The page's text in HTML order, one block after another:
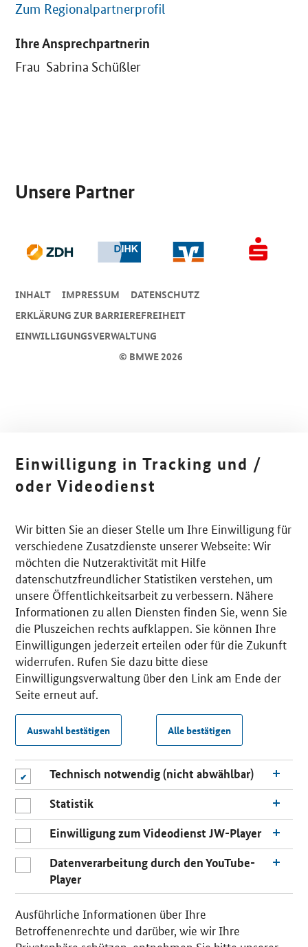
Zum Regionalpartnerprofil
Ihre Ansprechpartnerin
Frau Sabrina Schüßler
Unsere Partner
© BMWE 2026
INHALT IMPRESSUM
DA­TEN­SCHUTZ
ERKLÄRUNG ZUR BARRIEREFREIHEIT
EINWILLIGUNGSVERWALTUNG
Einwilligung in Tracking und /
oder Videodienst
Wir bitten Sie an dieser Stelle um Ihre Einwilligung für
verschiedene Zusatzdienste unserer Webseite: Wir
möchten die Nutzeraktivität mit Hilfe
datenschutzfreundlicher Statistiken verstehen, um
unsere Öffentlichkeitsarbeit zu verbessern. Nähere
Informationen zu allen Diensten finden Sie, wenn Sie
die Pluszeichen rechts aufklappen. Sie können Ihre
Einwilligungen jederzeit erteilen oder für die Zukunft
widerrufen. Rufen Sie dazu bitte diese
Einwilligungsverwaltung über den Link am Ende der
Seite erneut auf.
Auswahl bestätigen Alle bestätigen
Technisch notwendig (nicht abwählbar)
Statistik
Einwilligung zum Videodienst JW-Player
Datenverarbeitung durch den YouTube-
Player
Ausführliche Informationen über Ihre
Betroffenenrechte und darüber, wie wir Ihre